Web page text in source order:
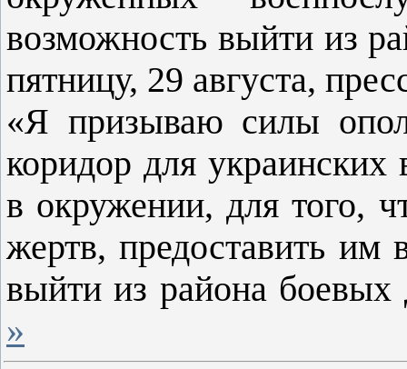
возможность выйти из
пятницу, 29 августа,
«Я призываю силы
коридор для
в окружении, для того,
жертв, предоставить им
выйти из района
»